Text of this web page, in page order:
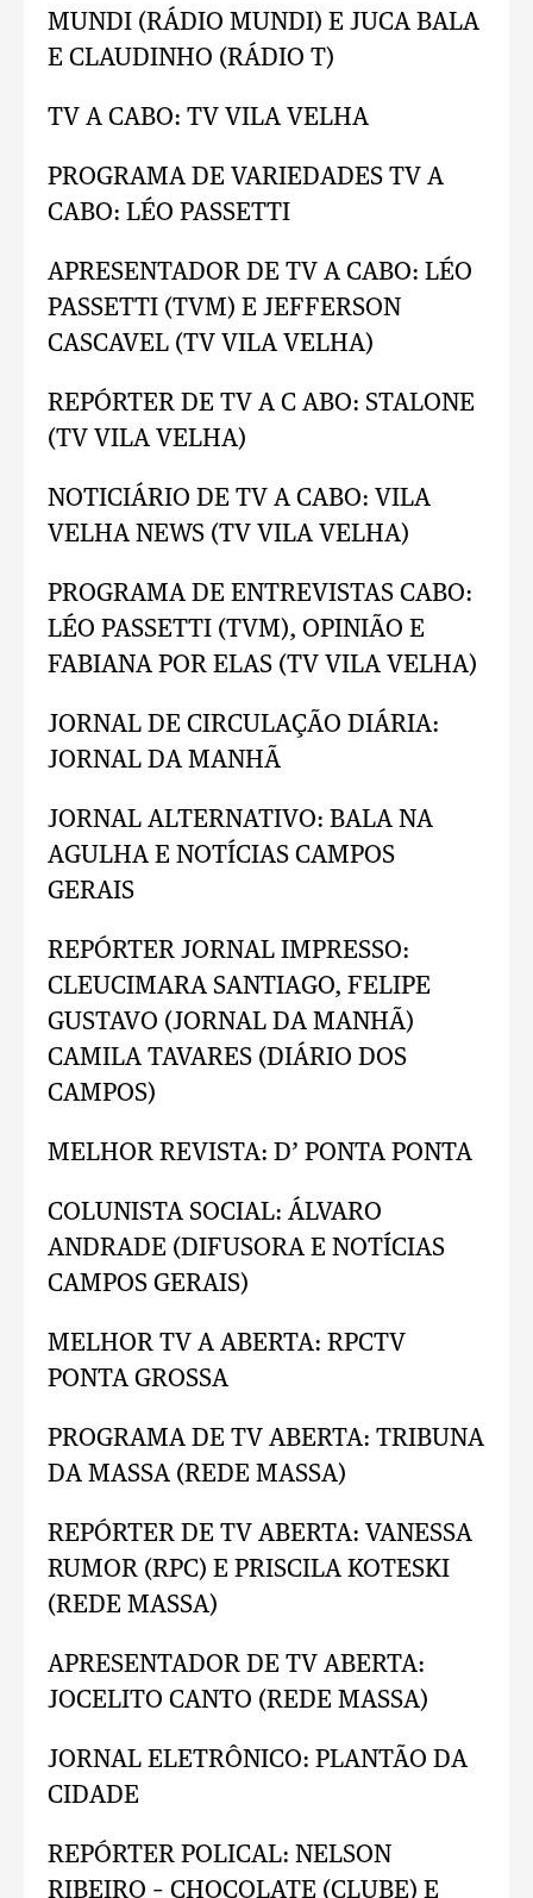
MUNDI (RÁDIO MUNDI) E JUCA BALA
E CLAUDINHO (RÁDIO T)
TV A CABO: TV VILA VELHA
PROGRAMA DE VARIEDADES TV A
CABO: LÉO PASSETTI
APRESENTADOR DE TV A CABO: LÉO
PASSETTI (TVM) E JEFFERSON
CASCAVEL (TV VILA VELHA)
REPÓRTER DE TV A C ABO: STALONE
(TV VILA VELHA)
NOTICIÁRIO DE TV A CABO: VILA
VELHA NEWS (TV VILA VELHA)
PROGRAMA DE ENTREVISTAS CABO:
LÉO PASSETTI (TVM), OPINIÃO E
FABIANA POR ELAS (TV VILA VELHA)
JORNAL DE CIRCULAÇÃO DIÁRIA:
JORNAL DA MANHÃ
JORNAL ALTERNATIVO: BALA NA
AGULHA E NOTÍCIAS CAMPOS
GERAIS
REPÓRTER JORNAL IMPRESSO:
CLEUCIMARA SANTIAGO, FELIPE
GUSTAVO (JORNAL DA MANHÃ)
CAMILA TAVARES (DIÁRIO DOS
CAMPOS)
MELHOR REVISTA: D’ PONTA PONTA
COLUNISTA SOCIAL: ÁLVARO
ANDRADE (DIFUSORA E NOTÍCIAS
CAMPOS GERAIS)
MELHOR TV A ABERTA: RPCTV
PONTA GROSSA
PROGRAMA DE TV ABERTA: TRIBUNA
DA MASSA (REDE MASSA)
REPÓRTER DE TV ABERTA: VANESSA
RUMOR (RPC) E PRISCILA KOTESKI
(REDE MASSA)
APRESENTADOR DE TV ABERTA:
JOCELITO CANTO (REDE MASSA)
JORNAL ELETRÔNICO: PLANTÃO DA
CIDADE
REPÓRTER POLICAL: NELSON
RIBEIRO – CHOCOLATE (CLUBE) E